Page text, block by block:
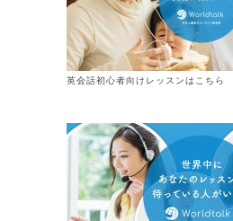
英会話初心者向けレッスンはこちら